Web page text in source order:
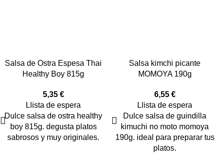
Salsa de Ostra Espesa Thai
Healthy Boy 815g
5,35 €
Llista de espera
Dulce salsa de ostra healthy
boy 815g. degusta platos
sabrosos y muy originales.
Salsa kimchi picante
MOMOYA 190g
6,55 €
Llista de espera
Dulce salsa de guindilla
kimuchi no moto momoya
190g. ideal para preparar tus
platos.